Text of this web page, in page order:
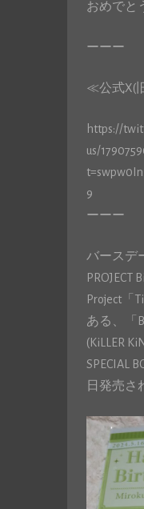
おめでと
ーーー
≪公式X(
https://
us/
9
ーーー
バースデ
PROJECT
Project「
ある、「
(KiLLER
SPECIAL
日発売さ